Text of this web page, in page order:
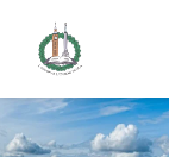
content